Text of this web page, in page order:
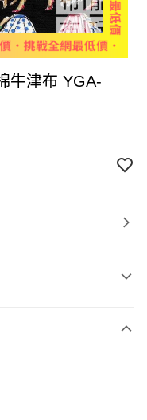
牛津布 YGA-